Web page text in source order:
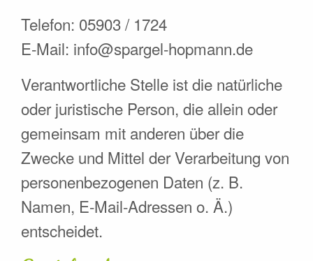
Telefon: 05903 / 1724
E-Mail: info@spargel-hopmann.de
Verantwortliche Stelle ist die natürliche
oder juristische Person, die allein oder
gemeinsam mit anderen über die
Zwecke und Mittel der Verarbeitung von
personenbezogenen Daten (z. B.
Namen, E-Mail-Adressen o. Ä.)
entscheidet.